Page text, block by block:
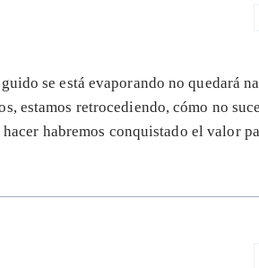
se está evaporando no quedará
estamos retrocediendo, cómo no
habremos conquistado el valor